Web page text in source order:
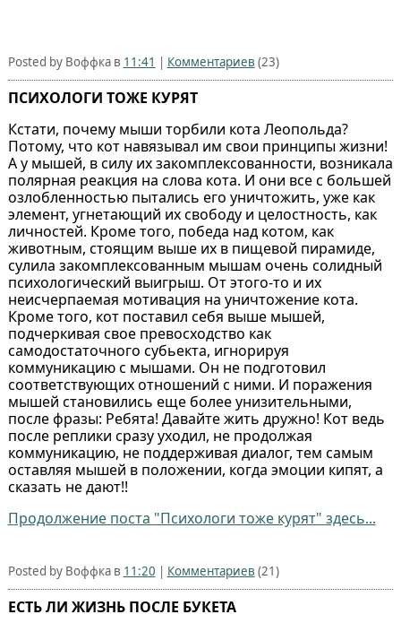
Posted by Воффка в 11:41 | Комментариев (23)
ПСИХОЛОГИ ТОЖЕ КУРЯТ
Кстати, почему мыши торбили кота Леопольда?
Потому, что кот навязывал им свои принципы жизни!
А у мышей, в силу их закомплексованности, возникала
полярная реакция на слова кота. И они все с большей
озлобленностью пытались его уничтожить, уже как
элемент, угнетающий их свободу и целостность, как
личностей. Кроме того, победа над котом, как
животным, стоящим выше их в пищевой пирамиде,
сулила закомплексованным мышам очень солидный
психологический выигрыш. От этого-то и их
неисчерпаемая мотивация на уничтожение кота.
Кроме того, кот поставил себя выше мышей,
подчеркивая свое превосходство как
самодостаточного субьекта, игнорируя
коммуникацию с мышами. Он не подготовил
соответствующих отношений с ними. И поражения
мышей становились еще более унизительными,
после фразы: Ребята! Давайте жить дружно! Кот ведь
после реплики сразу уходил, не продолжая
коммуникацию, не поддерживая диалог, тем самым
оставляя мышей в положении, когда эмоции кипят, а
сказать не дают!!
Продолжение поста "Психологи тоже курят" здесь...
Posted by Воффка в 11:20 | Комментариев (21)
ЕСТЬ ЛИ ЖИЗНЬ ПОСЛЕ БУКЕТА